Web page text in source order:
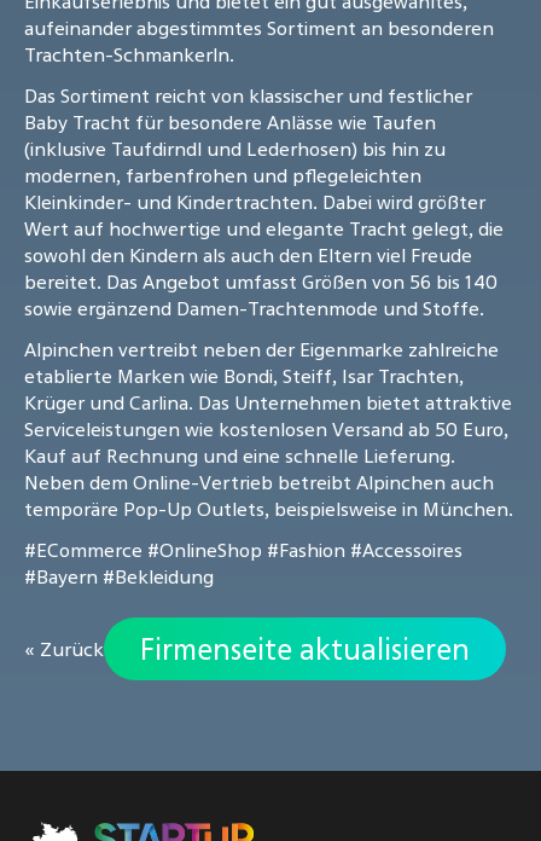
aufeinander abgestimmtes Sortiment an besonderen
Trachten-Schmankerln.
Das Sortiment reicht von klassischer und festlicher
Baby Tracht für besondere Anlässe wie Taufen
(inklusive Taufdirndl und Lederhosen) bis hin zu
modernen, farbenfrohen und pflegeleichten
Kleinkinder- und Kindertrachten. Dabei wird größter
Wert auf hochwertige und elegante Tracht gelegt, die
sowohl den Kindern als auch den Eltern viel Freude
bereitet. Das Angebot umfasst Größen von 56 bis 140
sowie ergänzend Damen-Trachtenmode und Stoffe.
Alpinchen vertreibt neben der Eigenmarke zahlreiche
etablierte Marken wie Bondi, Steiff, Isar Trachten,
Krüger und Carlina. Das Unternehmen bietet attraktive
Serviceleistungen wie kostenlosen Versand ab 50 Euro,
Kauf auf Rechnung und eine schnelle Lieferung.
Neben dem Online-Vertrieb betreibt Alpinchen auch
temporäre Pop-Up Outlets, beispielsweise in München.
#ECommerce #OnlineShop #Fashion #Accessoires
#Bayern #Bekleidung
« Zurück Firmenseite aktualisieren